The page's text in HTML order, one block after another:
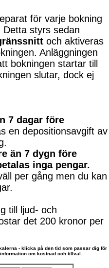
för varje bokning
styrs sedan
och aktiveras
Anläggningen
bokningen startar till
slutar, dock ej
7 dagar före
en depositionsavgift av
än 7 dygn före
inga pengar.
per gång men du kan
till ljud- och
det 200 kronor per
- klicka på den tid som passar dig för
om kostnad och tillval.